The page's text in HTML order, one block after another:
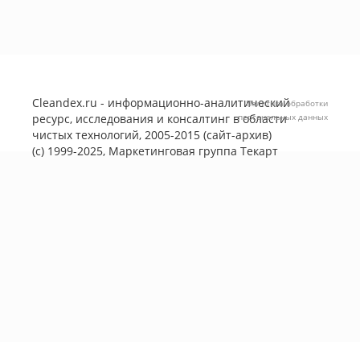
Cleandex.ru - информационно-аналитический
ресурс, исследования и консалтинг в области
чистых технологий, 2005-2015 (сайт-архив)
(с) 1999-2025, Маркетинговая группа Текарт
Политика обработки
персональных данных